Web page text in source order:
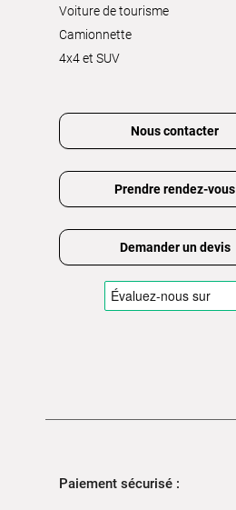
Voiture de tourisme
Camionnette
4x4 et SUV
Nous contacter
Prendre rendez-vous
Demander un devis
Paiement sécurisé :